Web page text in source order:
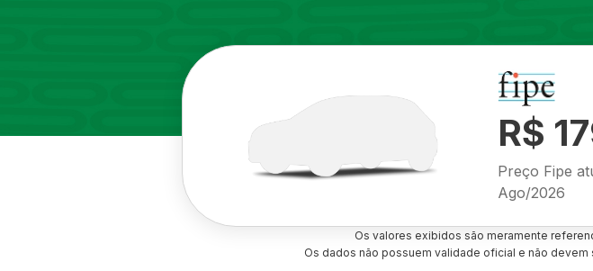
R$
Preço Fipe
Ago/2026
Os valores exibidos são meramente
Os dados não possuem validade oficial e não